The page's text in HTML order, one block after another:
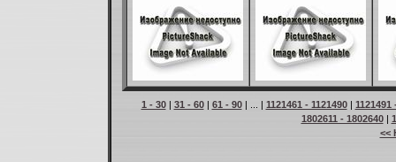
1 - 30| 31 - 60| 61 - 90| ... | 1121461 - 1121490| 1121491
1802611 - 1802640|
<<